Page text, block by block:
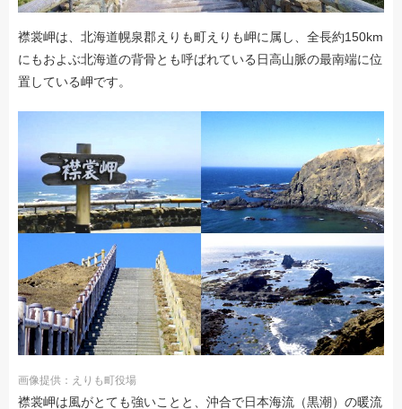
襟裳岬は、北海道幌泉郡えりも町えりも岬に属し、全長約150km
にもおよぶ北海道の背骨とも呼ばれている日高山脈の最南端に位
置している岬です。
画像提供：えりも町役場
襟裳岬は風がとても強いことと、沖合で日本海流（黒潮）の暖流